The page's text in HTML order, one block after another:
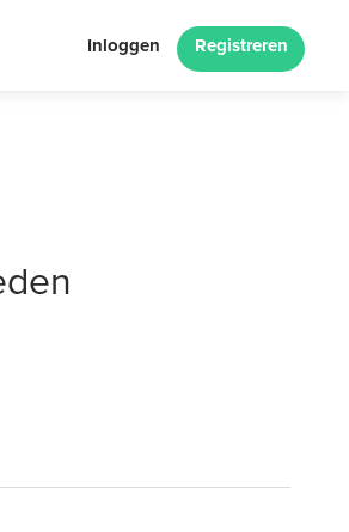
Inloggen Registreren